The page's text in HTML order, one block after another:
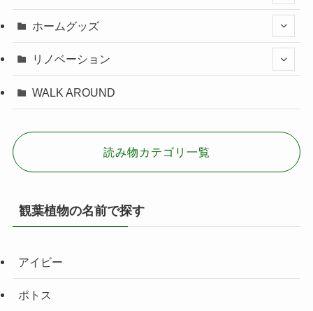
ホームグッズ
リノベーション
WALK AROUND
読み物カテゴリ一覧
観葉植物の名前で探す
アイビー
ポトス